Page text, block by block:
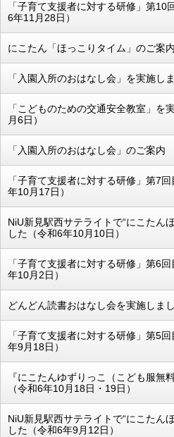
「子育て支援者に対する研修」第10
6年11月28日）
にこたん「ほっこりタイム」のご案
「入園入所のおはなし会」を実施し
「こどものための交通安全教室」を
月6日）
「入園入所のおはなし会」のご案内
「子育て支援者に対する研修」第7
年10月17日）
NiU新見駅西サテライトで“にこたん
した（令和6年10月10日）
「子育て支援者に対する研修」第6
年10月2日）
どんどん読書おはなし会を実施しま
「子育て支援者に対する研修」第5
年9月18日）
『にこたんゆずりっこ（こども服無
（令和6年10月18日・19日）
NiU新見駅西サテライトで“にこたん
した（令和6年9月12日）